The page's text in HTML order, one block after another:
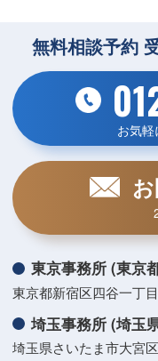
無料相談予約
お気軽
東京事務所 (東京
東京都新宿区四谷一丁
埼玉事務所 (埼玉
埼玉県さいたま市大宮